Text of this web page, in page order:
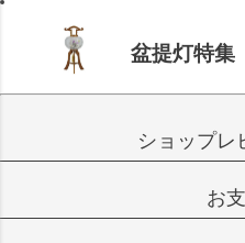
盆提灯特集
ショップレ
お